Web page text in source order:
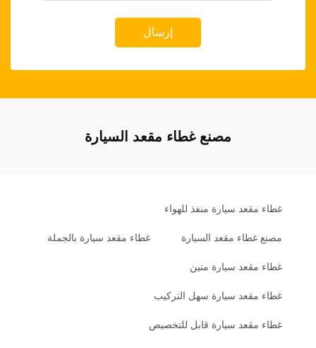
إرسال
مصنع غطاء مقعد السيارة
غطاء مقعد سيارة منفذ للهواء
مصنع غطاء مقعد السيارة غطاء مقعد سيارة بالجملة
غطاء مقعد سيارة متين
غطاء مقعد سيارة سهل التركيب
غطاء مقعد سيارة قابل للتخصيص